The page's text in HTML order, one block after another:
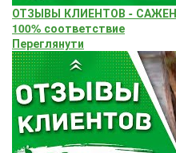
ОТЗЫВЫ КЛИЕНТОВ -
100% соответствие
Переглянути